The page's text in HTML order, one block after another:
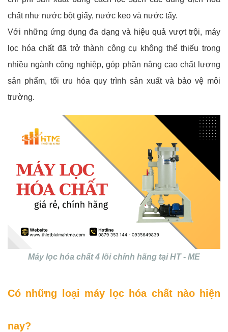
chất như nước bột giấy, nước keo và nước tẩy.
Với những ứng dụng đa dạng và hiệu quả vượt trội, máy
lọc hóa chất đã trở thành công cụ không thể thiếu trong
nhiều ngành công nghiệp, góp phần nâng cao chất lượng
sản phẩm, tối ưu hóa quy trình sản xuất và bảo vệ môi
trường.
Máy lọc hóa chất 4 lõi chính hãng tại HT - ME
Có những loại máy lọc hóa chất nào hiện
nay?